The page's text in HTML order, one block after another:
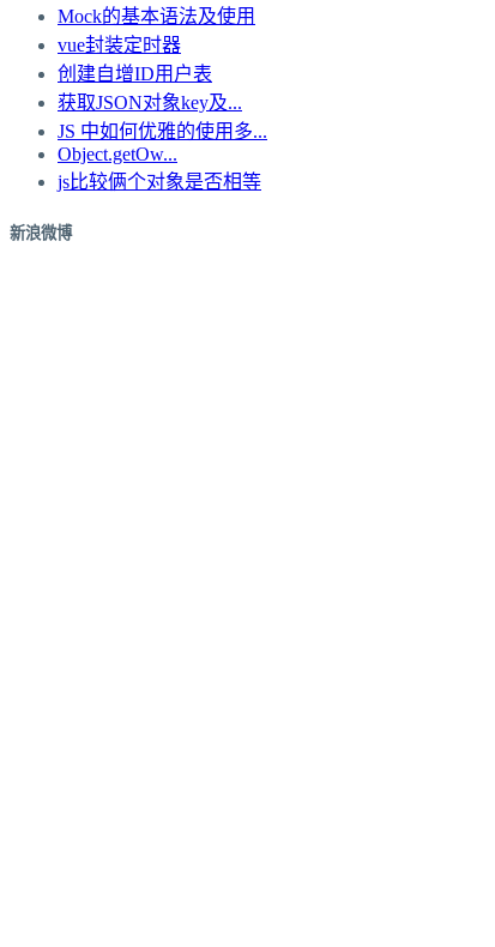
Mock的基本语法及使用
vue封装定时器
创建自增ID用户表
获取JSON对象key及...
JS 中如何优雅的使用多...
Object.getOw...
js比较俩个对象是否相等
新浪微博